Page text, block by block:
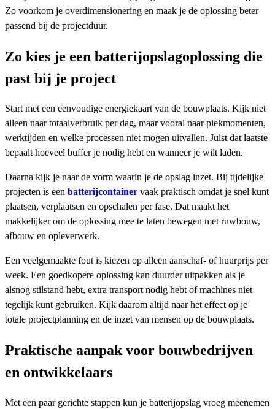
Zo voorkom je overdimensionering en maak je de oplossing beter
passend bij de projectduur.
Zo kies je een batterijopslagoplossing die
past bij je project
Start met een eenvoudige energiekaart van de bouwplaats. Kijk niet
alleen naar totaalverbruik per dag, maar vooral naar piekmomenten,
werktijden en welke processen niet mogen uitvallen. Juist dat laatste
bepaalt hoeveel buffer je nodig hebt en wanneer je wilt laden.
Daarna kijk je naar de vorm waarin je de opslag inzet. Bij tijdelijke
projecten is een batterijcontainer vaak praktisch omdat je snel kunt
plaatsen, verplaatsen en opschalen per fase. Dat maakt het
makkelijker om de oplossing mee te laten bewegen met ruwbouw,
afbouw en opleverwerk.
Een veelgemaakte fout is kiezen op alleen aanschaf- of huurprijs per
week. Een goedkopere oplossing kan duurder uitpakken als je
alsnog stilstand hebt, extra transport nodig hebt of machines niet
tegelijk kunt gebruiken. Kijk daarom altijd naar het effect op je
totale projectplanning en de inzet van mensen op de bouwplaats.
Praktische aanpak voor bouwbedrijven
en ontwikkelaars
Met een paar gerichte stappen kun je batterijopslag vroeg meenemen